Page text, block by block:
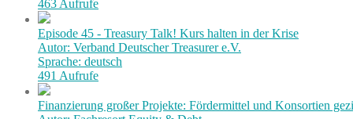
463 Aufrufe
Episode 45 - Treasury Talk! Kurs halten in der Krise
Autor: Verband Deutscher Treasurer e.V.
Sprache: deutsch
491 Aufrufe
Finanzierung großer Projekte: Fördermittel und Konsortien